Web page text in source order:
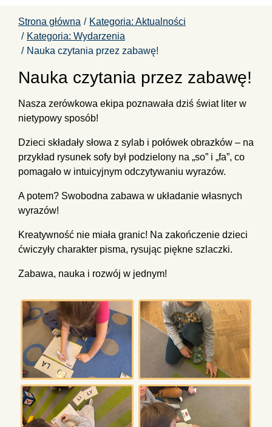
Strona główna
Kategoria: Aktualności
Kategoria: Wydarzenia
Nauka czytania przez zabawę!
Nauka czytania przez zabawę!
Nasza zerówkowa ekipa poznawała dziś świat liter w
nietypowy sposób!
Dzieci składały słowa z sylab i połówek obrazków – na
przykład rysunek sofy był podzielony na „so” i „fa”, co
pomagało w intuicyjnym odczytywaniu wyrazów.
A potem? Swobodna zabawa w układanie własnych
wyrazów!
Kreatywność nie miała granic! Na zakończenie dzieci
ćwiczyły charakter pisma, rysując piękne szlaczki.
Zabawa, nauka i rozwój w jednym!